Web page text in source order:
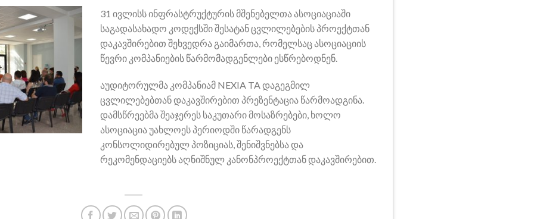
31 ივლისს ინფრასტრუქტურის მშენებელთა ასოციაციაში
საგადასახადო კოდექსში შესატან ცვლილებების პროექტთან
დაკავშირებით შეხვედრა გაიმართა, რომელსაც ასოციაციის
წევრი კომპანიების წარმომადგენლები ესწრებოდნენ.
აუდიტორულმა კომპანიამ NEXIA TA დაგეგმილ
ცვლილებებთან დაკავშირებით პრეზენტაცია წარმოადგინა.
დამსწრეებმა შეაჯერეს საკუთარი მოსაზრებები, ხოლო
ასოციაცია უახლოეს პერიოდში წარადგენს
კონსოლიდირებულ პოზიციას, შენიშვნებსა და
რეკომენდაციებს აღნიშნულ კანონპროექტთან დაკავშირებით.